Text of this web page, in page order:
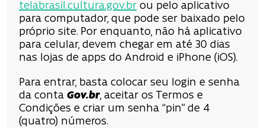
telabrasil.cultura.gov.br ou pelo aplicativo
para computador, que pode ser baixado pelo
próprio site. Por enquanto, não há aplicativo
para celular, devem chegar em até 30 dias
nas lojas de apps do Android e iPhone (iOS).
Para entrar, basta colocar seu login e senha
da conta Gov.br, aceitar os Termos e
Condições e criar um senha “pin” de 4
(quatro) números.